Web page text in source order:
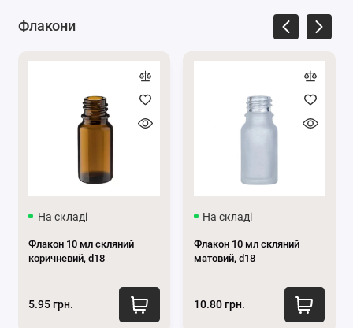
Флакони
На складі
Флакон 10 мл скляний
коричневий, d18
5.95 грн.
На складі
Флакон 10 мл скляний
матовий, d18
10.80 грн.